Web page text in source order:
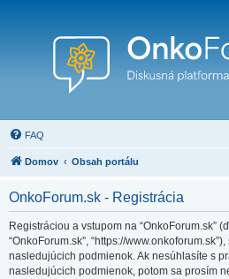
FAQ
Domov Obsah portálu
OnkoForum.sk - Registrácia
Registráciou a vstupom na “OnkoForum.sk”
“OnkoForum.sk”, “https://
nasledujúcich podmienok. Ak nesúhlasíte s
nasledujúcich podmienok, potom sa prosím